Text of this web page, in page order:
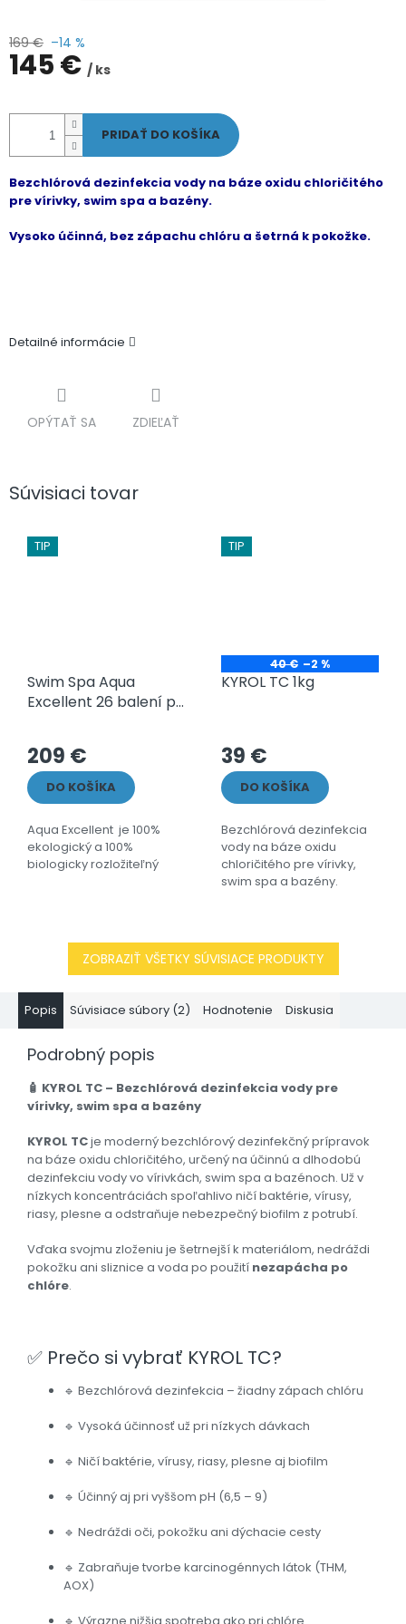
169 € –14 %
145 € / ks
cena:
PRIDAŤ DO KOŠÍKA
Bezchlórová dezinfekcia vody na báze oxidu chloričitého
pre vírivky, swim spa a bazény.
Vysoko účinná, bez zápachu chlóru a šetrná k pokožke.
Detailné informácie
OPÝTAŤ SA ZDIEĽAŤ
Súvisiaci tovar
TIP
Swim Spa Aqua
Excellent 26 balení po
209 €
DO KOŠÍKA
Aqua Excellent je 100%
ekologický a 100%
biologicky rozložiteľný
TIP
40 € –2 %
KYROL TC 1kg
hodnotenie
produktu
je
5,0
5
hviezdičiek.
39 €
DO KOŠÍKA
Bezchlórová dezinfekcia
vody na báze oxidu
chloričitého pre vírivky,
swim spa a bazény.
ZOBRAZIŤ VŠETKY SÚVISIACE PRODUKTY
Popis Súvisiace súbory (2) Hodnotenie Diskusia
Podrobný popis
🧴 KYROL TC – Bezchlórová dezinfekcia vody pre
vírivky, swim spa a bazény
KYROL TCje moderný bezchlórový dezinfekčný prípravok
na báze oxidu chloričitého, určený na účinnú a dlhodobú
dezinfekciu vody vo vírivkách, swim spa a bazénoch. Už v
nízkych koncentráciách spoľahlivo ničí baktérie, vírusy,
riasy, plesne a odstraňuje nebezpečný biofilm z potrubí.
Vďaka svojmu zloženiu je šetrnejší k materiálom, nedráždi
pokožku ani sliznice a voda po použití nezapácha po
chlóre.
✅ Prečo si vybrať KYROL TC?
🔹 Bezchlórová dezinfekcia – žiadny zápach chlóru
🔹 Vysoká účinnosť už pri nízkych dávkach
🔹 Ničí baktérie, vírusy, riasy, plesne aj biofilm
🔹 Účinný aj pri vyššom pH (6,5 – 9)
🔹 Nedráždi oči, pokožku ani dýchacie cesty
🔹 Zabraňuje tvorbe karcinogénnych látok (THM,
AOX)